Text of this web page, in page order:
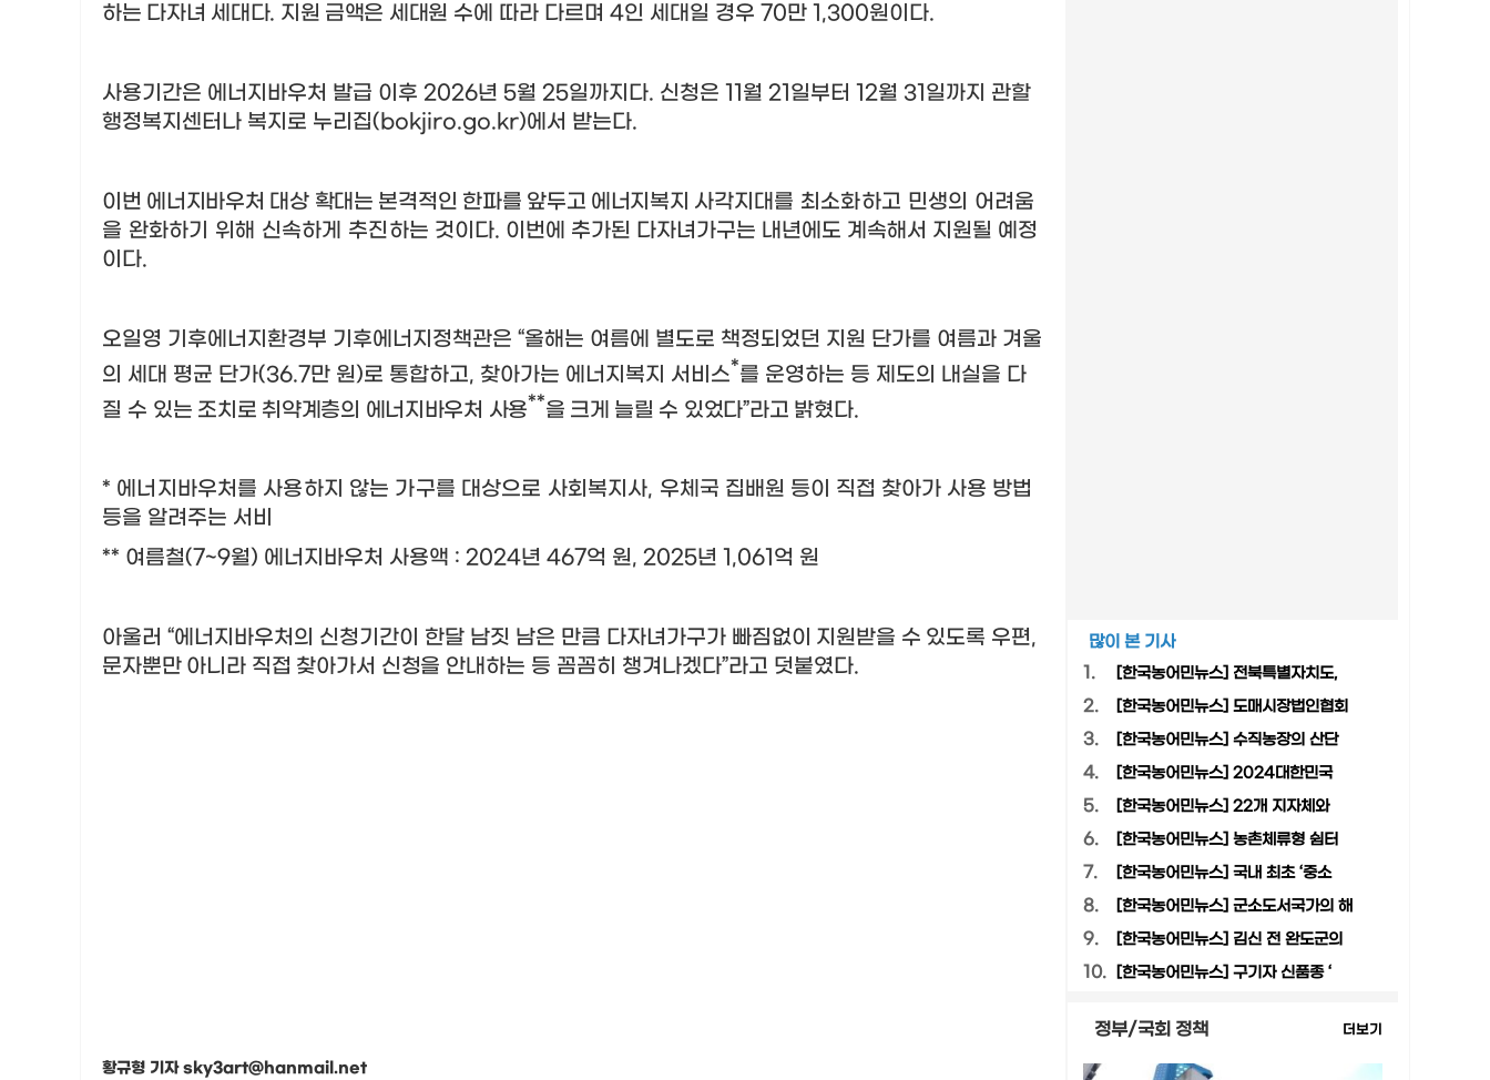
하는 다자녀 세대다. 지원 금액은 세대원 수에 따라 다르며4인 세대일 경우70만1,300원이다.
사용기간은 에너지바우처 발급 이후 2026년 5월 25일까지다. 신청은 11 월 21 일부터 12월 31 일까지 관할
행정복지센터나 복지로 누리집(bokjiro.go.kr)에서 받는다.
이번 에너지바우처 대상 확대는 본격적인 한파를 앞두고 에너지복지 사각지대를 최소화하고 민생의 어려움
을 완화하기 위해 신속하게 추진하는 것이다. 이번에 추가된 다자녀가구는 내년에도 계속해서 지원될 예정
이다.
오일영 기후에너지환경부 기후에너지정책관은 “올해는 여름에 별도로 책정되었던 지원 단가를 여름과 겨울
의 세대 평균 단가(36.7만 원)로 통합하고, 찾아가는 에너지복지 서비스*를 운영하는 등 제도의 내실을 다
질 수 있는 조치로 취약계층의 에너지바우처 사용**을 크게 늘릴 수 있었다”라고 밝혔다.
* 에너지바우처를 사용하지 않는 가구를 대상으로 사회복지사, 우체국 집배원 등이 직접 찾아가 사용 방법
등을 알려주는 서비
** 여름철(7~9월) 에너지바우처 사용액 : 2024년 467억 원, 2025년 1,061 억 원
아울러 “에너지바우처의 신청기간이 한달 남짓 남은 만큼 다자녀가구가 빠짐없이 지원받을 수 있도록 우편,
문자뿐만 아니라 직접 찾아가서 신청을 안내하는 등 꼼꼼히 챙겨나겠다”라고 덧붙였다.
황규형 기자 sky3art@hanmail.net
많이 본 기사
1.
[한국농어민뉴스] 전북특별자치도,
2. [한국농어민뉴스] 도매시장법인협회
3. [한국농어민뉴스] 수직농장의 산단
4. [한국농어민뉴스] 2024대한민국
5. [한국농어민뉴스] 22개 지자체와
6. [한국농어민뉴스] 농촌체류형 쉼터
7. [한국농어민뉴스] 국내 최초 ‘중소
8. [한국농어민뉴스] 군소도서국가의 해
9. [한국농어민뉴스] 김신 전 완도군의
10. [한국농어민뉴스] 구기자 신품종 ‘
정부/국회 정책 더보기